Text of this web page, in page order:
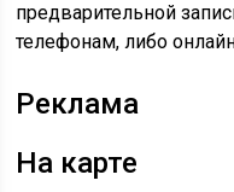
предварительной
телефонам, либо
Реклама
На карте